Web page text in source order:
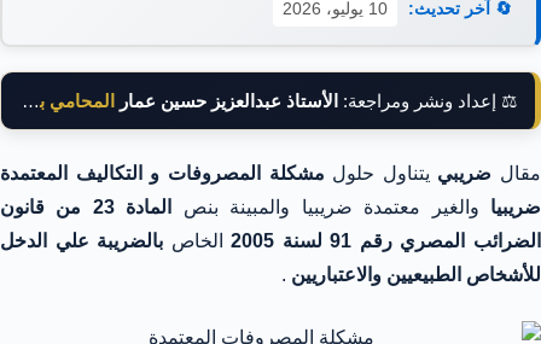
🔄 آخر تحديث:
10 يوليو، 2026
⚖️ إعداد ونشر ومراجعة: الأستاذ عبدالعزيز حسين عمار المحامي بالنقض
مقال ضريبي يتناول حلول مشكلة المصروفات و التكاليف المعتمدة
ضريبيا والغير معتمدة ضريبيا والمبينة بنص
المادة 23 من قانون
الضرائب المصري رقم 91 لسنة 2005
الخاص بالضريبة علي الدخل
للأشخاص الطبيعيين والاعتباريين .